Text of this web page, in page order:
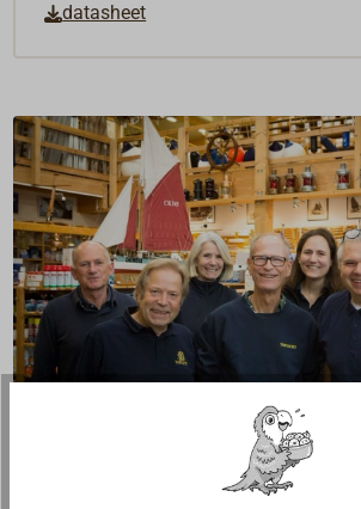
datasheet
Fragen zum Artikel?